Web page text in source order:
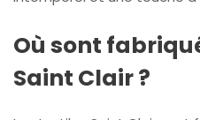
Où sont
Saint Clair ?